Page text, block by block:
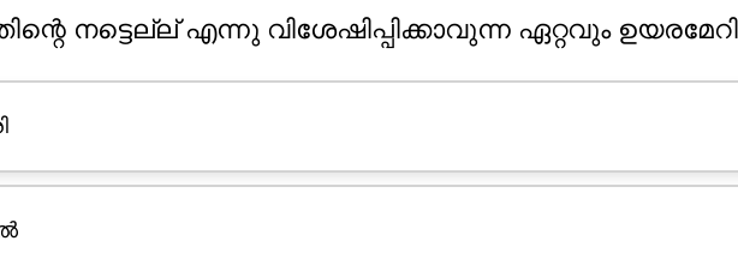
നട്ടെല്ല് എന്നു വിശേഷിപ്പിക്കാവുന്ന ഏറ്റവും